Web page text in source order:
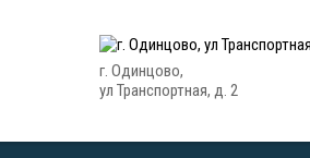
г. Одинцово,
ул Транспортная, д. 2